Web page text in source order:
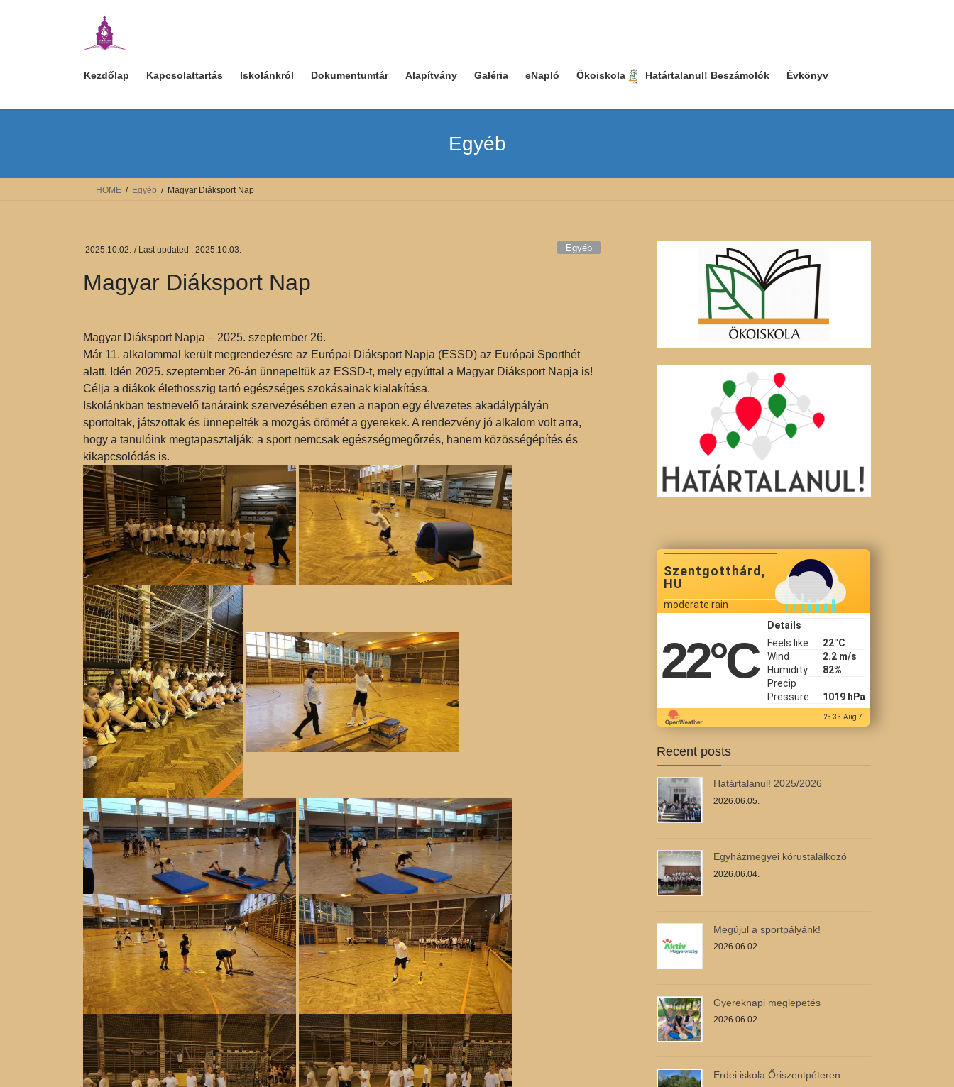
Kezdőlap Kapcsolattartás Iskolánkról Dokumentumtár Alapítvány Galéria eNapló Ökoiskola Határtalanul! Beszámolók Évkönyv
Egyéb
HOME Egyéb Magyar Diáksport Nap
2025.10.02. / Last updated : 2025.10.03. Egyéb
Magyar Diáksport Nap
Magyar Diáksport Napja – 2025. szeptember 26.
Már 11. alkalommal került megrendezésre az Európai Diáksport Napja (ESSD) az Európai Sporthét
alatt. Idén 2025. szeptember 26-án ünnepeltük az ESSD-t, mely egyúttal a Magyar Diáksport Napja is!
Célja a diákok élethosszig tartó egészséges szokásainak kialakítása.
Iskolánkban testnevelő tanáraink szervezésében ezen a napon egy élvezetes akadálypályán
sportoltak, játszottak és ünnepelték a mozgás örömét a gyerekek. A rendezvény jó alkalom volt arra,
hogy a tanulóink megtapasztalják: a sport nemcsak egészségmegőrzés, hanem közösségépítés és
kikapcsolódás is.
Szentgotthárd,
HU
moderate rain
22°C
Details
Feels like
22°C
Wind
2.2 m/s
Humidity
82%
Precip
Pressure
1019 hPa
23:33 Aug 7
Recent posts
Határtalanul! 2025/2026
2026.06.05.
Egyházmegyei kórustalálkozó
2026.06.04.
Megújul a sportpályánk!
2026.06.02.
Gyereknapi meglepetés
2026.06.02.
Erdei iskola Őriszentpéteren